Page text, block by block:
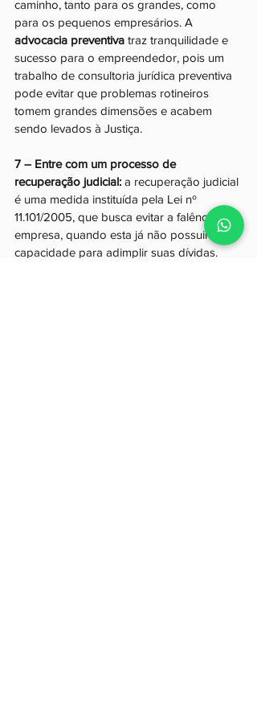
caminho, tanto para os grandes, como
para os pequenos empresários. A
advocacia preventiva traz tranquilidade e
sucesso para o empreendedor, pois um
trabalho de consultoria jurídica preventiva
pode evitar que problemas rotineiros
tomem grandes dimensões e acabem
sendo levados à Justiça.
7 – Entre com um processo de
recuperação judicial: a recuperação judicial
é uma medida instituída pela Lei nº
11.101/2005, que busca evitar a falência da
empresa, quando esta já não possuir mais
capacidade para adimplir suas dívidas.